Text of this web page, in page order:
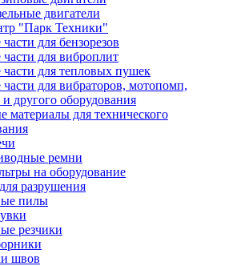
двигатели
"Парк Техники"
для бензорезов
для виброплит
части для тепловых пушек
части для вибраторов, мотопомп,
другого оборудования
материалы для технического
ремни
на оборудование
разрушения
пилы
резчики
швов